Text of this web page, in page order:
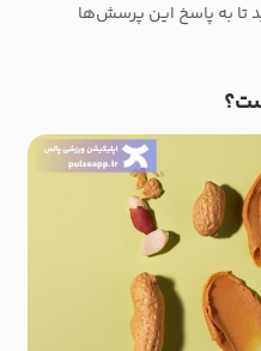
تا به پاسخ این پرسش‌ها